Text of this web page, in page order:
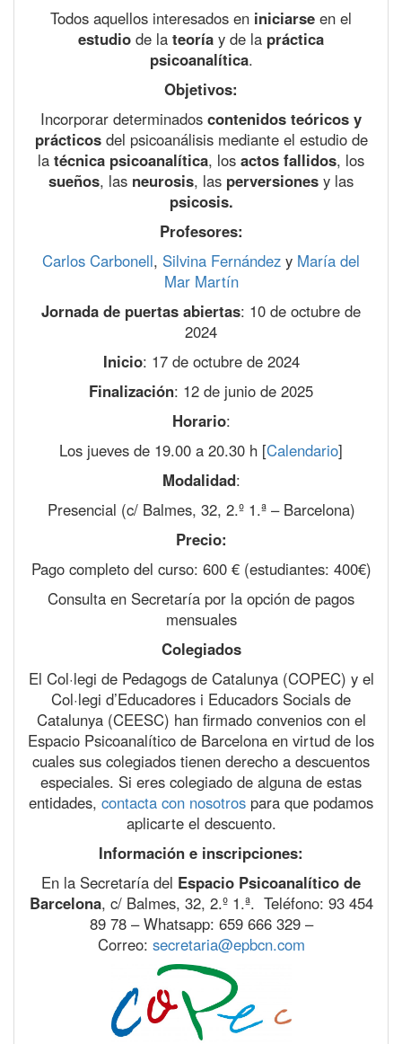
Todos aquellos interesados en iniciarse en el
estudio de la teoría y de la práctica
psicoanalítica.
Objetivos:
Incorporar determinados contenidos teóricos y
prácticos del psicoanálisis mediante el estudio de
la técnica psicoanalítica, los actos fallidos, los
sueños, las neurosis, las perversiones y las
psicosis.
Profesores:
Carlos Carbonell, Silvina Fernández y María del
Mar Martín
Jornada de puertas abiertas: 10 de octubre de
2024
Inicio: 17 de octubre de 2024
Finalización: 12 de junio de 2025
Horario:
Los jueves de 19.00 a 20.30 h [Calendario]
Modalidad:
Presencial (c/ Balmes, 32, 2.º 1.ª – Barcelona)
Precio:
Pago completo del curso: 600 € (estudiantes: 400€)
Consulta en Secretaría por la opción de pagos
mensuales
Colegiados
El Col·legi de Pedagogs de Catalunya (COPEC) y el
Col·legi d’Educadores i Educadors Socials de
Catalunya (CEESC) han firmado convenios con el
Espacio Psicoanalítico de Barcelona en virtud de los
cuales sus colegiados tienen derecho a descuentos
especiales. Si eres colegiado de alguna de estas
entidades, contacta con nosotros para que podamos
aplicarte el descuento.
Información e inscripciones:
En la Secretaría del Espacio Psicoanalítico de
Barcelona, c/ Balmes, 32, 2.º 1.ª. Teléfono: 93 454
89 78 – Whatsapp: 659 666 329 –
Correo: secretaria@epbcn.com